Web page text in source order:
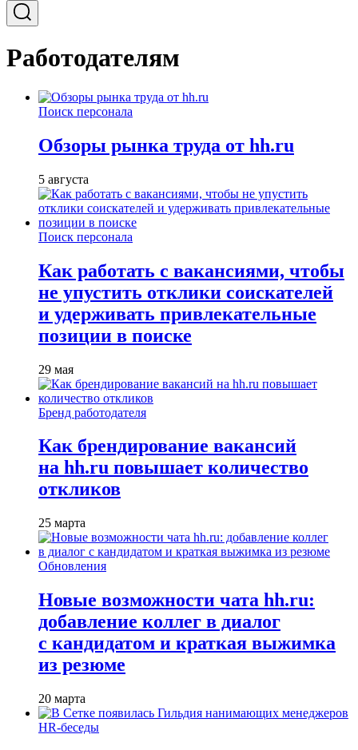
Работодателям
Поиск персонала
Обзоры рынка труда от hh.ru
5 августа
Поиск персонала
Как работать с вакансиями, чтобы
не упустить отклики соискателей
и удерживать привлекательные
позиции в поиске
29 мая
Бренд работодателя
Как брендирование вакансий
на hh.ru повышает количество
откликов
25 марта
Обновления
Новые возможности чата hh.ru:
добавление коллег в диалог
с кандидатом и краткая выжимка
из резюме
20 марта
HR-беседы